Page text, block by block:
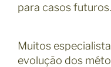
para casos futuros.
Muitos
evolução dos